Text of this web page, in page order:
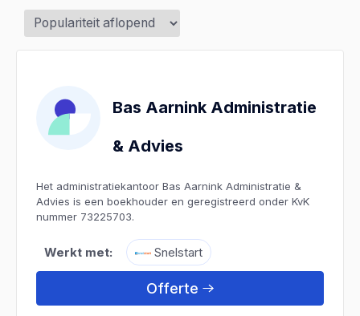
Bas Aarnink Administratie
& Advies
Het administratiekantoor Bas Aarnink Administratie &
Advies is een boekhouder en geregistreerd onder KvK
nummer 73225703.
Werkt met: Snelstart
Offerte